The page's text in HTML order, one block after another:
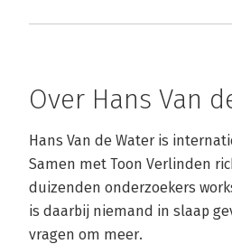
Over Hans Van
Hans Van de Water is
Samen met Toon Verlinden
duizenden onderzoekers
is daarbij niemand in slaap
vragen om meer.